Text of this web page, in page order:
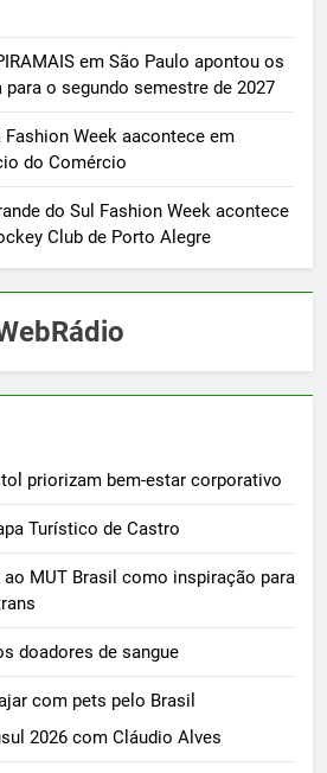
em São Paulo apontou os
o segundo semestre de 2027
Fashion Week aacontece em
do Comércio
do Sul Fashion Week acontece
Club de Porto Alegre
priorizam bem-estar corporativo
Turístico de Castro
MUT Brasil como inspiração para
doadores de sangue
com pets pelo Brasil
2026 com Cláudio Alves